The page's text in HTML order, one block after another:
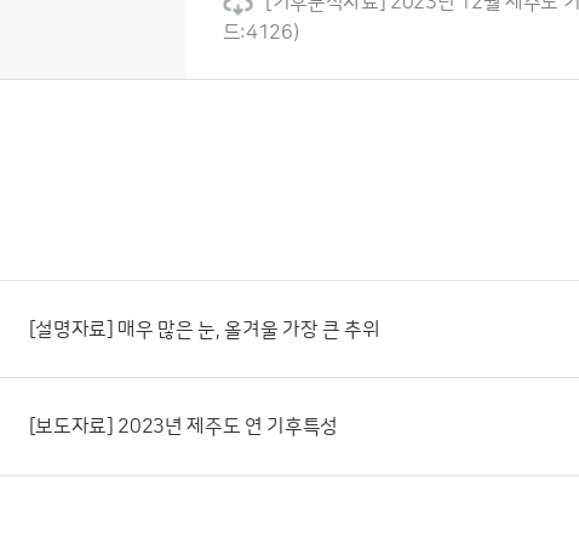
드:4126)
[설명자료] 매우 많은 눈, 올겨울 가장 큰 추위
[보도자료] 2023년 제주도 연 기후특성